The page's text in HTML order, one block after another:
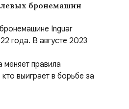
бронемашин
Inguar
года. В августе 2023